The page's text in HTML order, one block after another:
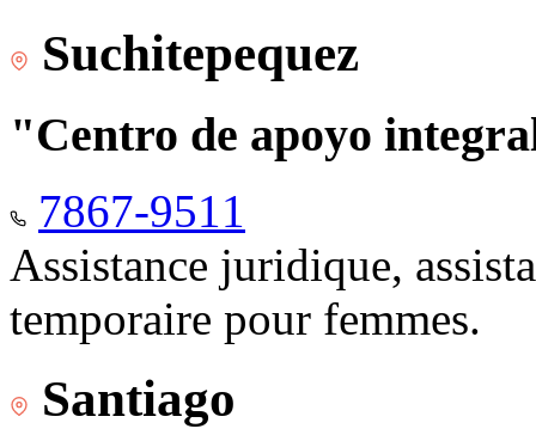
Suchitepequez
"Centro de apoyo
7867-9511
Assistance juridique,
temporaire pour femmes.
Santiago